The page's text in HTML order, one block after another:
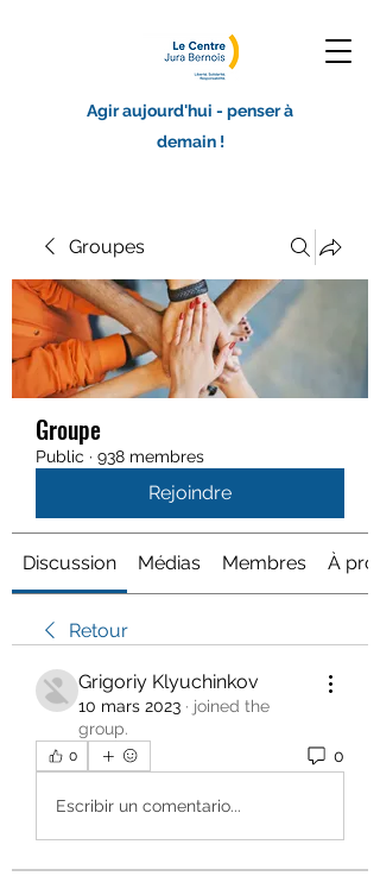
Agir aujourd'hui - penser à
demain !
Groupes
Groupe
Public · 938 membres
Rejoindre
Discussion Médias Membres À
Retour
Grigoriy Klyuchinkov
10 mars 2023 · joined the
group.
0 0
Escribir un comentario...